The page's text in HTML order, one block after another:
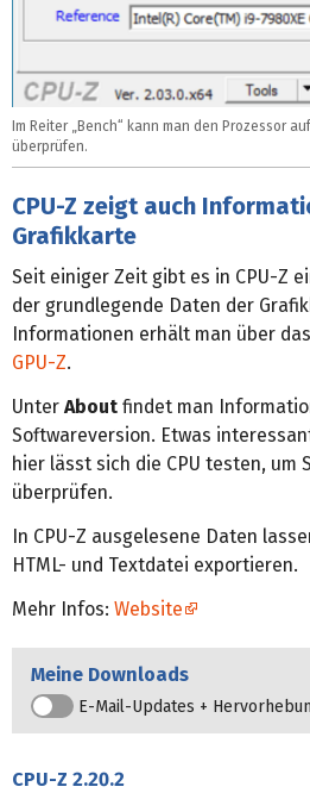
Im Reiter „Bench“ kann man den Prozessor
überprüfen.
CPU-Z zeigt auch
Grafikkarte
Seit einiger Zeit gibt es in CPU-Z
der grundlegende Daten der
Informationen erhält man über
GPU-Z.
Unter About findet man
Softwareversion. Etwas
hier lässt sich die CPU testen, um
überprüfen.
In CPU-Z ausgelesene Daten
HTML- und Textdatei exportieren.
Mehr Infos: Website
Meine Downloads
E-Mail-Updates +
CPU-Z 2.20.2